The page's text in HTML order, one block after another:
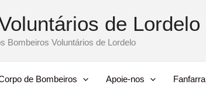
de Lordelo
Bombeiros Voluntários de Lordelo
de Bombeiros Apoie-nos Fanfarra